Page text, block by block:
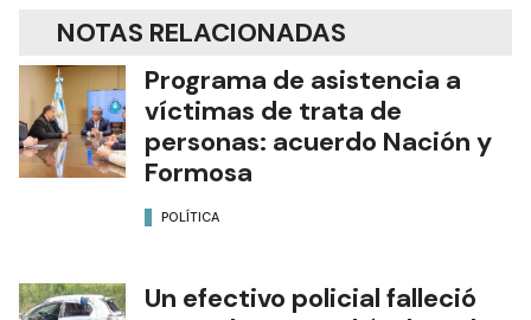
NOTAS RELACIONADAS
Programa de asistencia a
víctimas de trata de
personas: acuerdo Nación y
Formosa
POLÍTICA
Un efectivo policial falleció